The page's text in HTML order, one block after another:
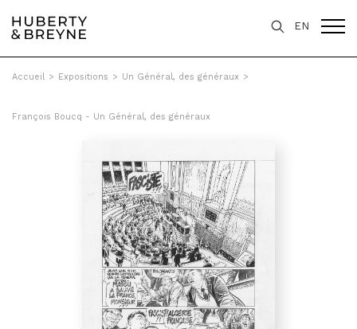
EN
Accueil > Expositions > Un Général, des généraux >
François Boucq - Un Général, des généraux